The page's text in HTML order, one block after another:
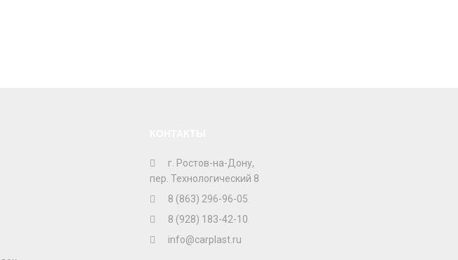
г. Ростов-на-Дону,
пер. Технологический 8
8 (863) 296-96-05
8 (928) 183-42-10
info@carplast.ru